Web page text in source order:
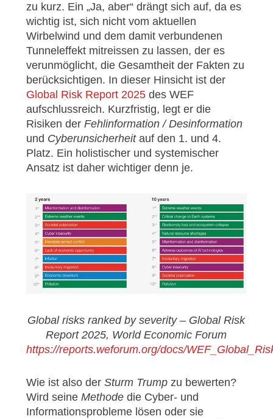
zu kurz. Ein „Ja, aber“ drängt sich auf, da es
wichtig ist, sich nicht vom aktuellen
Wirbelwind und dem damit verbundenen
Tunneleffekt mitreissen zu lassen, der es
verunmöglicht, die Gesamtheit der Fakten zu
berücksichtigen. In dieser Hinsicht ist der
Global Risk Report 2025des WEF
aufschlussreich. Kurzfristig, legt er die
Risiken der Fehlinformation / Desinformation
und Cyberunsicherheitauf den 1. und 4.
Platz. Ein holistischer und systemischer
Ansatz ist daher wichtiger denn je.
Global risks ranked by severity – Global Risk
Report 2025, World Economic Forum
https://reports.weforum.org/docs/
Wie ist also der Sturm Trumpzu bewerten?
Wird seine Methodedie Cyber- und
Informationsprobleme lösen oder sie